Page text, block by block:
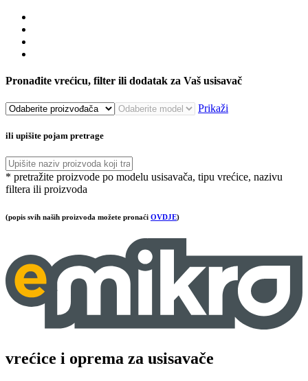
Pronađite vrećicu, filter ili dodatak za Vaš usisavač
Prikaži
ili upišite pojam pretrage
* pretražite proizvode po modelu usisavača, tipu vrećice, nazivu
filtera ili proizvoda
(popis svih naših proizvoda možete pronaći OVDJE)
vrećice i oprema za usisavače